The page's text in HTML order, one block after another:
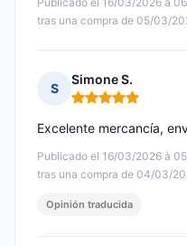
tras una compra de 05/03/
S
Simone S.
Nota: 5 de 5
Publicado el 16/03/2026 à
tras una compra de 04/03/
Excelente mercancía,
Opinión traducida